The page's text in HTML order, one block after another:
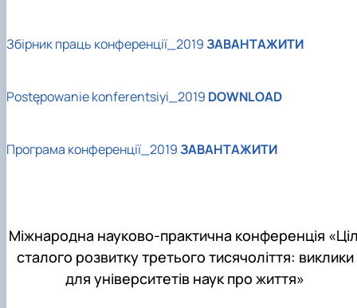
Збірник праць конференції_2019ЗАВАНТАЖИТИ
Postępowanie konferentsiyi_2019 DOWNLOAD
Програма конференції_2019ЗАВАНТАЖИТИ
Міжнародна науково-практична конференція
сталого розвитку третього тисячоліття: виклики
для університетів наук про життя»